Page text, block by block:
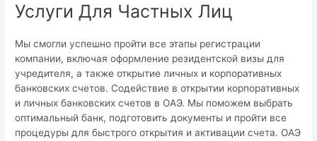
Услуги Для Частных Лиц
Мы смогли успешно пройти все этапы регистрации
компании, включая оформление резидентской визы для
учредителя, а также открытие личных и корпоративных
банковских счетов. Содействие в открытии корпоративных
и личных банковских счетов в ОАЭ. Мы поможем выбрать
оптимальный банк, подготовить документы и пройти все
процедуры для быстрого открытия и активации счета. ОАЭ